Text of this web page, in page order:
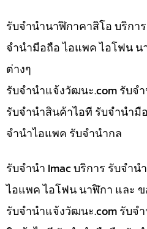
รับจำนำนาฬิกาคาสิโอ บริกา
จำนำมือถือ ไอแพค ไอโฟน
ต่างๆ
รับจํานําแจ้งวัฒนะ.com รับจ
รับจำนำสินค้าไอที รับจำนำ
จำนำไอแพค รับจำนำกล
รับจำนำ Imac บริการ รับจำ
ไอแพค ไอโฟน นาฬิกา และ
รับจํานําแจ้งวัฒนะ.com รับจ